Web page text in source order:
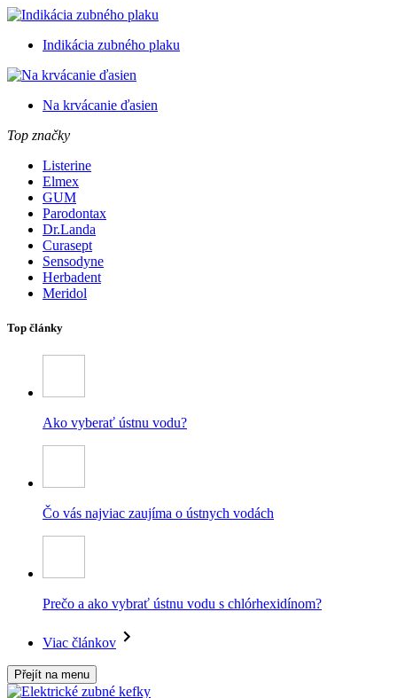
Indikácia zubného plaku
Na krvácanie ďasien
Top značky
Listerine
Elmex
GUM
Parodontax
Dr.Landa
Curasept
Sensodyne
Herbadent
Meridol
Top články
Ako vyberať ústnu vodu?
Čo vás najviac zaujíma o ústnych vodách
Prečo a ako vybrať ústnu vodu s chlórhexidínom?
Viac článkov
Přejít na menu